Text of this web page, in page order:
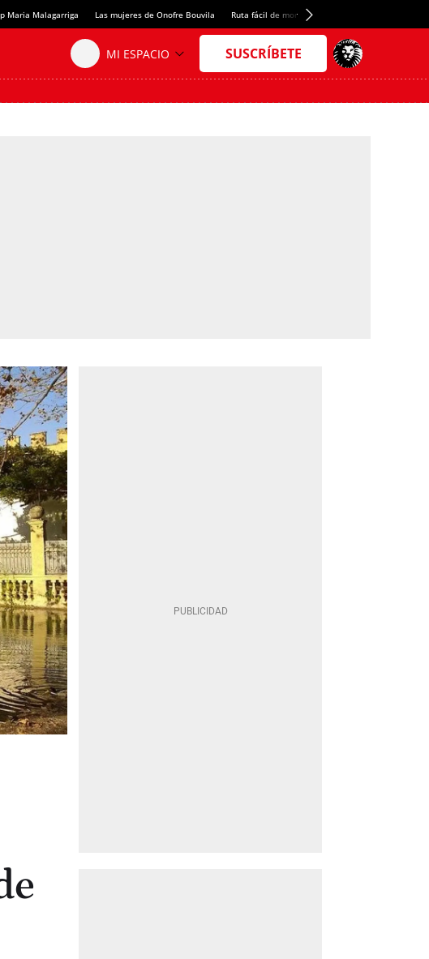
Maria Malagarriga Las mujeres de Onofre Bouvila Ruta fácil de montaña